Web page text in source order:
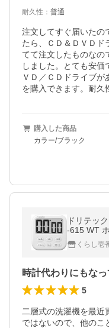
耐久性 ： 普通
注文してすぐ届いたの
たら、ＣＤ＆ＤＶＤド
てて注文したものなの
しました。とても安価
ＶＤ／ＣＤドライブが
を購入できます。耐久
購入した商品
カラー/ブラック
ドリテッ
-615 WT
ス）くらし壱
5
二層式の洗濯機を最近
ではないので、他のこ